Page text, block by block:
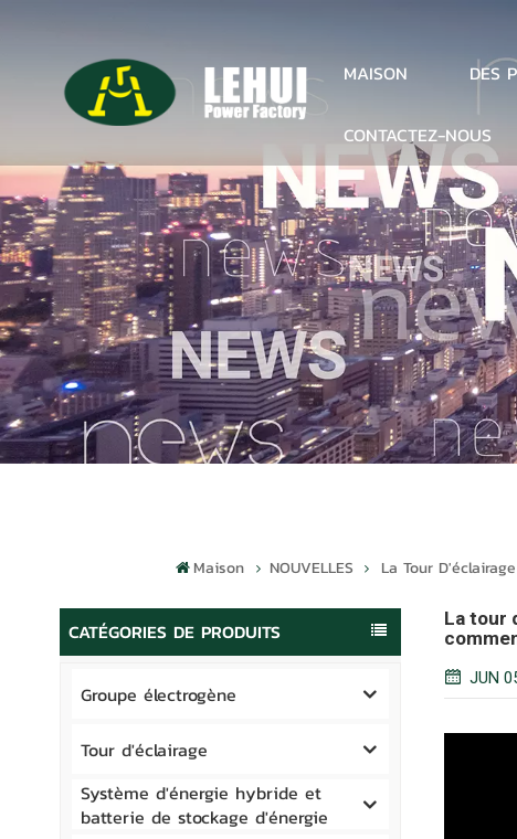
MAISON DES
CONTACTEZ-NOUS
Maison NOUVELLES La Tour
CATÉGORIES DE PRODUITS
Groupe électrogène
Tour d'éclairage
Système d'énergie hybride et
batterie de stockage d'énergie
La tour
JUN